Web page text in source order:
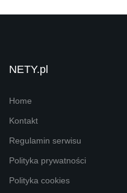
NETY.pl
Home
Kontakt
Regulamin serwisu
Polityka prywatności
Polityka cookies